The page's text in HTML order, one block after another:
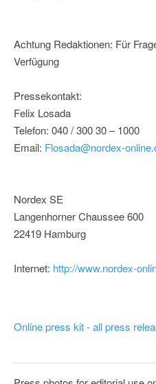
Achtung Redaktionen: Für
Verfügung
Pressekontakt:
Felix Losada
Telefon: 040 / 300 30 – 1000
Email: Flosada@nordex-
Nordex SE
Langenhorner Chaussee 600
22419 Hamburg
Internet: http://www.nordex-
Online press kit - all press